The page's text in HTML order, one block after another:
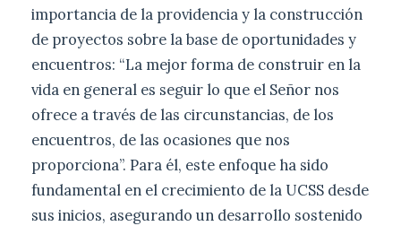
importancia de la providencia y la construcción
de proyectos sobre la base de oportunidades y
encuentros: “La mejor forma de construir en la
vida en general es seguir lo que el Señor nos
ofrece a través de las circunstancias, de los
encuentros, de las ocasiones que nos
proporciona”. Para él, este enfoque ha sido
fundamental en el crecimiento de la UCSS desde
sus inicios, asegurando un desarrollo sostenido